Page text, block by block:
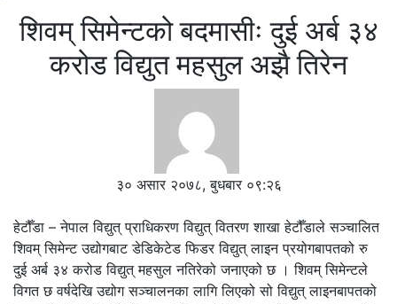
शिवम् सिमेन्टको बदमासीः दुई अर्ब ३४
करोड विद्युत महसुल अझै तिरेन
३० असार २०७८, बुधबार ०९:२६
हेटौँडा – नेपाल विद्युत् प्राधिकरण विद्युत् वितरण शाखा हेटौँडाले सञ्चालित
शिवम् सिमेन्ट उद्योगबाट डेडिकेटेड फिडर विद्युत् लाइन प्रयोगबापतको रु
दुई अर्ब ३४ करोड विद्युत् महसुल नतिरेको जनाएको छ । शिवम् सिमेन्टले
विगत छ वर्षदेखि उद्योग सञ्चालनका लागि लिएको सो विद्युत् लाइनबापतको